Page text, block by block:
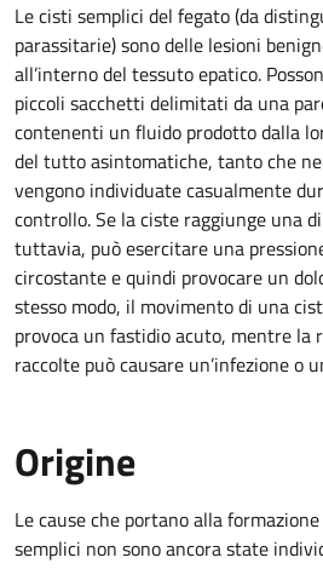
Le cisti semplici del fegato (da
parassitarie) sono delle lesioni
all’interno del tessuto epatico.
piccoli sacchetti delimitati da una
contenenti un fluido prodotto dalla
del tutto asintomatiche, tanto che
vengono individuate casualmente
controllo. Se la ciste raggiunge una
tuttavia, può esercitare una
circostante e quindi provocare un
stesso modo, il movimento di una
provoca un fastidio acuto, mentre la
raccolte può causare un’infezione o
Origine
Le cause che portano alla
semplici non sono ancora state